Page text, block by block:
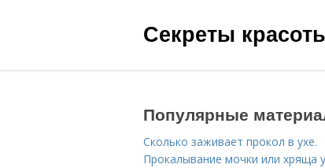
Секреты
Популярные
Сколько заживает прокол в ухе.
Прокалывание мочки или хряща